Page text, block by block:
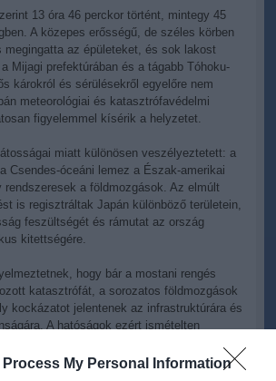
Process My Personal Information
13 óra 46 perckor történt, mintegy 45
A közepes erősségű, de széles körben
megingatta az épületeket, és sok lakost
Mijagi prefektúrában és a tágabb Tóhoku-
károkról és sérülésekről egyelőre nem
meteorológiai és katasztrófavédelmi
figyelemmel kísérik a helyzetet.
miatt különösen veszélyeztetett: a
Csendes-óceáni lemez a Észak-amerikai
a földmozgások. Az elmúlt
is regisztráltak Japán különböző területein,
feszültségét és rámutat az ország
kitettségére.
hogy bár a mostani rengés
katasztrófát, a sorozatos földmozgások
kockázatot jelentenek az infrastruktúrára és
A hatóságok ezért ismételten
tájékoztatásokat, és szükség esetén